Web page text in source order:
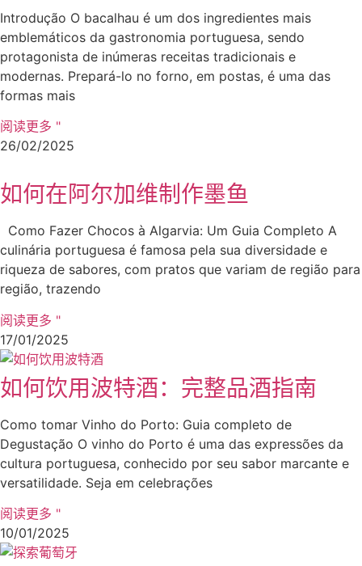
Introdução O bacalhau é um dos ingredientes mais
emblemáticos da gastronomia portuguesa, sendo
protagonista de inúmeras receitas tradicionais e
modernas. Prepará-lo no forno, em postas, é uma das
formas mais
阅读更多 "
26/02/2025
如何在阿尔加维制作墨鱼
Como Fazer Chocos à Algarvia: Um Guia Completo A
culinária portuguesa é famosa pela sua diversidade e
riqueza de sabores, com pratos que variam de região para
região, trazendo
阅读更多 "
17/01/2025
如何饮用波特酒：完整品酒指南
Como tomar Vinho do Porto: Guia completo de
Degustação O vinho do Porto é uma das expressões da
cultura portuguesa, conhecido por seu sabor marcante e
versatilidade. Seja em celebrações
阅读更多 "
10/01/2025